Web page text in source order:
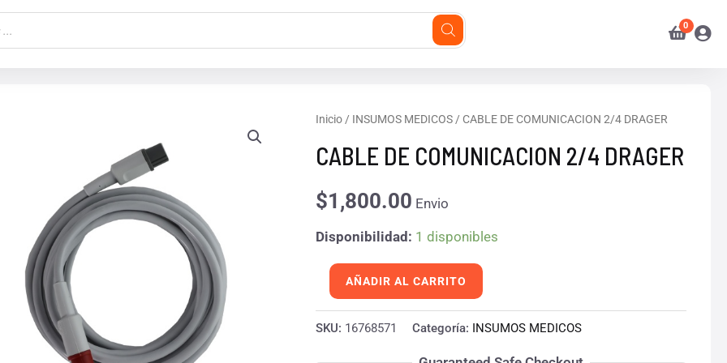
Inicio/ INSUMOS MEDICOS/ CABLE DE COMUNICACION 2/4 DRAGER
CABLE DE COMUNICACION 2/4 DRAGER
$1,800.00 Envio
Disponibilidad: 1 disponibles
CABLE
DE
COMUNICACION
2/4
cantidad
AÑADIR AL CARRITO
SKU: 16768571 Categoría: INSUMOS MEDICOS